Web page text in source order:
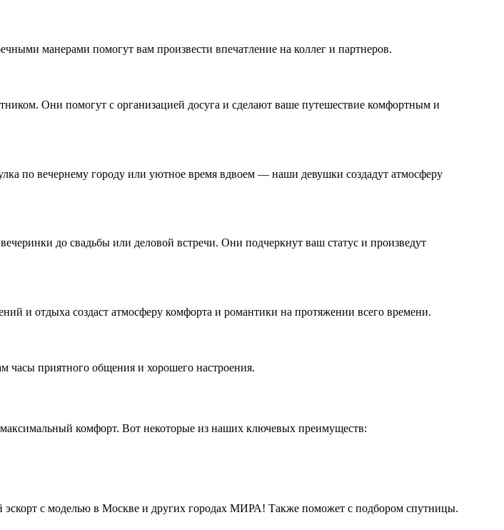
манерами помогут вам произвести впечатление на коллег и партнеров.
Они помогут с организацией досуга и сделают ваше путешествие комфортным и
по вечернему городу или уютное время вдвоем — наши девушки создадут атмосферу
до свадьбы или деловой встречи. Они подчеркнут ваш статус и произведут
и отдыха создаст атмосферу комфорта и романтики на протяжении всего времени.
часы приятного общения и хорошего настроения.
комфорт. Вот некоторые из наших ключевых преимуществ:
с моделью в Москве и других городах МИРА! Также поможет с подбором спутницы.